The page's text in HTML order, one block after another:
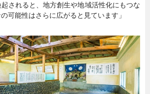
されると、地方創生や地域活性化にもつな
可能性はさらに広がると見ています」